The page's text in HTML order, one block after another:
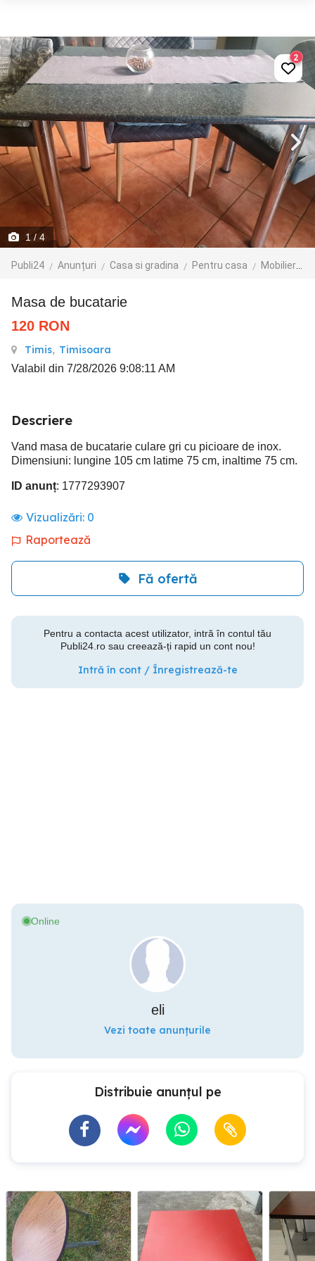
1/ 4
Publi24 Anunțuri Casa si gradina Pentru casa Mobilier
2
Masa de bucatarie
120 RON
Timis, Timisoara
Valabil din 7/28/2026 9:08:11 AM
Descriere
Vand masa de bucatarie culare gri cu picioare de inox.
Dimensiuni: lungine 105 cm latime 75 cm, inaltime 75 cm.
ID anunț: 1777293907
Vizualizări: 0
Raportează
Fă ofertă
Pentru a contacta acest utilizator, intră în contul tău
Publi24.ro sau creează-ți rapid un cont nou!
Intră în cont / Înregistrează-te
Online
eli
Vezi toate anunțurile
Distribuie anunțul pe